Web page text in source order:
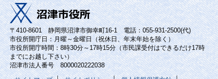
〒410-8601 静岡県沼津市御幸町16-1 電話：055-931-2500(代)
市役所開庁日：月曜～金曜日（祝休日、年末年始を除く）
市役所開庁時間：8時30分～17時15分（市民課受付はできるだけ17時
までにお越し下さい）
沼津市法人番号 8000020222038